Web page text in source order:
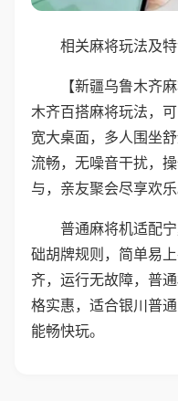
相关麻将玩法及
【新疆乌鲁木齐
木齐百搭麻将玩法，
宽大桌面，多人围坐
流畅，无噪音干扰，
与，亲友聚会尽享欢乐
普通麻将机适配
础胡牌规则，简单易
齐，运行无故障，普
格实惠，适合银川普
能畅快玩。